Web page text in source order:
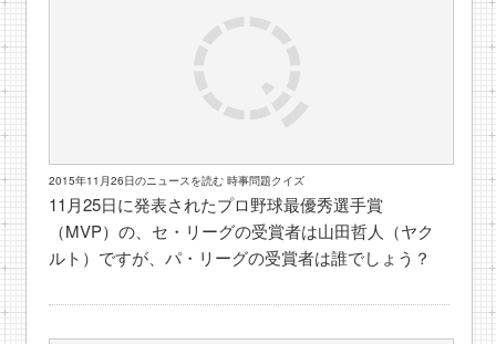
2015年11月26日のニュースを読む 時事問題クイズ
11月25日に発表されたプロ野球最優秀選手賞
（MVP）の、セ・リーグの受賞者は山田哲人（ヤク
ルト）ですが、パ・リーグの受賞者は誰でしょう？